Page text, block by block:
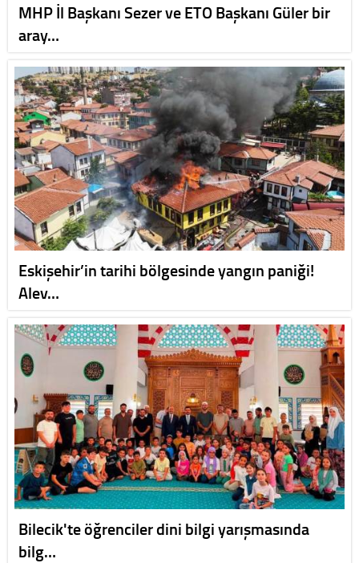
MHP İl Başkanı Sezer ve ETO Başkanı Güler bir
aray…
Eskişehir’in tarihi bölgesinde yangın paniği!
Alev…
Bilecik'te öğrenciler dini bilgi yarışmasında
bilg…